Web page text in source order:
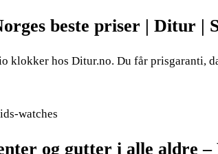
beste priser | Ditur |
klokker hos Ditur.no. Du får prisgaranti,
watches
og gutter i alle aldre –